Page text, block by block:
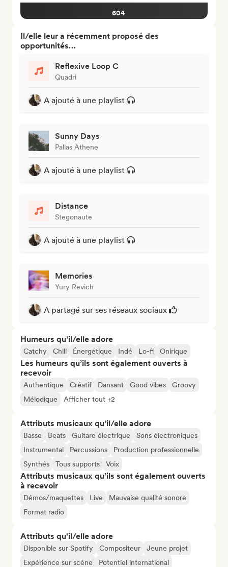
604
Il/elle leur a récemment proposé des
opportunités…
Reflexive Loop C
Quadri
A ajouté à une playlist
Sunny Days
Pallas Athene
A ajouté à une playlist
Distance
Stegonaute
A ajouté à une playlist
Memories
Yury Revich
A partagé sur ses réseaux sociaux
Humeurs qu’il/elle adore
Catchy Chill Énergétique Indé Lo-fi Onirique
Les humeurs qu’ils sont également ouverts à
recevoir
Authentique Créatif Dansant Good vibes
Groovy
Mélodique
Afficher tout +2
Attributs musicaux qu’il/elle adore
Basse Beats Guitare électrique
Sons électroniques
Instrumental
Percussions
Production professionnelle
Synthés
Tous supports Voix
Attributs musicaux qu’ils sont également ouverts
à recevoir
Démos/maquettes Live
Mauvaise qualité sonore
Format radio
Attributs qu'il/elle adore
Disponible sur Spotify Compositeur
Jeune projet
Expérience sur scène
Potentiel international